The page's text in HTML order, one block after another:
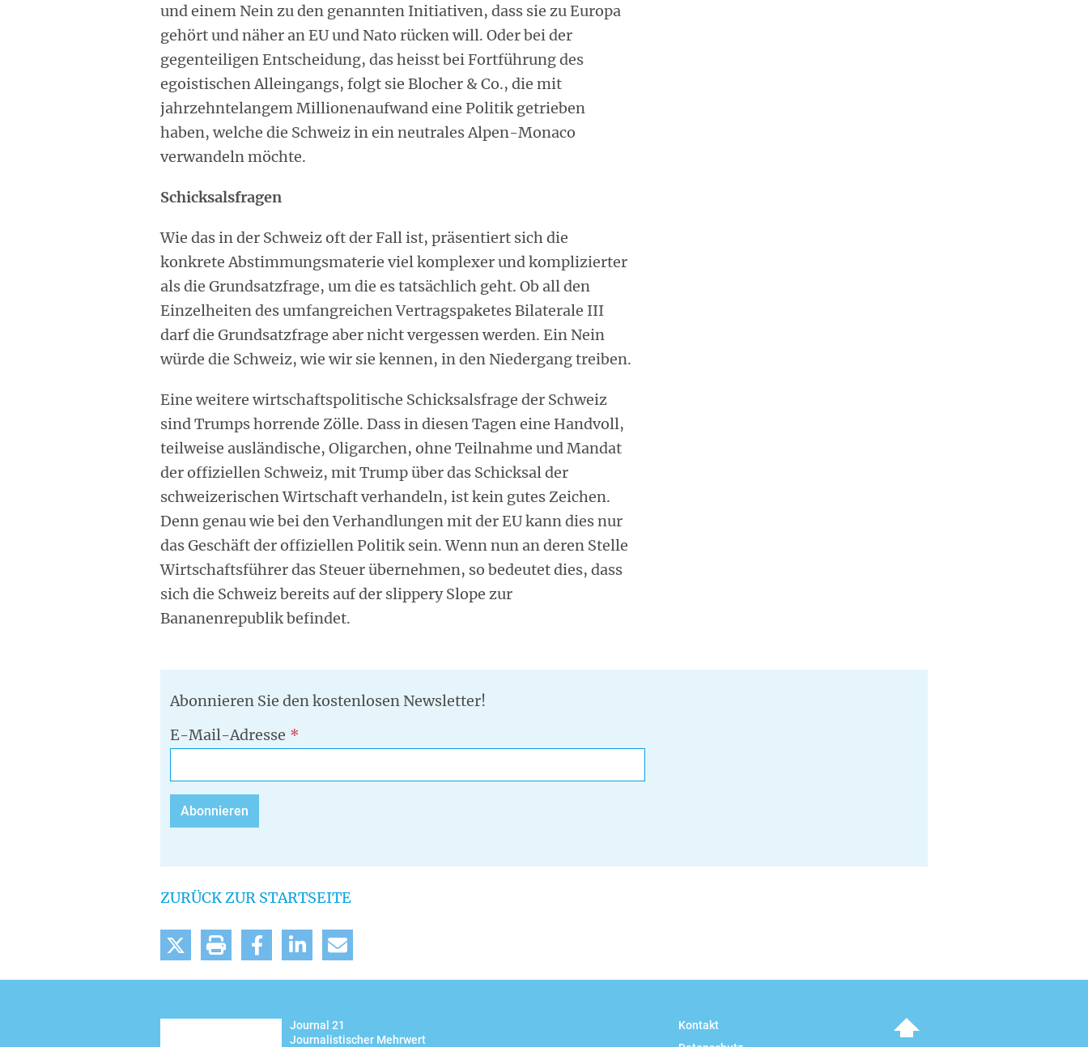
und einem Nein zu den genannten Initiativen, dass sie zu Europa
gehört und näher an EU und Nato rücken will. Oder bei der
gegenteiligen Entscheidung, das heisst bei Fortführung des
egoistischen Alleingangs, folgt sie Blocher & Co., die mit
jahrzehntelangem Millionenaufwand eine Politik getrieben
haben, welche die Schweiz in ein neutrales Alpen-Monaco
verwandeln möchte.
Schicksalsfragen
Wie das in der Schweiz oft der Fall ist, präsentiert sich die
konkrete Abstimmungsmaterie viel komplexer und komplizierter
als die Grundsatzfrage, um die es tatsächlich geht. Ob all den
Einzelheiten des umfangreichen Vertragspaketes Bilaterale III
darf die Grundsatzfrage aber nicht vergessen werden. Ein Nein
würde die Schweiz, wie wir sie kennen, in den Niedergang treiben.
Eine weitere wirtschaftspolitische Schicksalsfrage der Schweiz
sind Trumps horrende Zölle. Dass in diesen Tagen eine Handvoll,
teilweise ausländische, Oligarchen, ohne Teilnahme und Mandat
der offiziellen Schweiz, mit Trump über das Schicksal der
schweizerischen Wirtschaft verhandeln, ist kein gutes Zeichen.
Denn genau wie bei den Verhandlungen mit der EU kann dies nur
das Geschäft der offiziellen Politik sein. Wenn nun an deren Stelle
Wirtschaftsführer das Steuer übernehmen, so bedeutet dies, dass
sich die Schweiz bereits auf der slippery Slope zur
Bananenrepublik befindet.
Abonnieren Sie den kostenlosen Newsletter!
E-Mail-Adresse
ZURÜCK ZUR STARTSEITE
tweet drucken teilen mitteilen
Journal 21
Journalistischer Mehrwert
Kontakt